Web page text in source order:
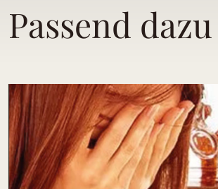
Passend dazu